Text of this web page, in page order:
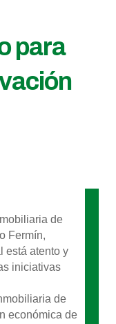
para
de
Fermín,
está atento y
iniciativas
de
económica de